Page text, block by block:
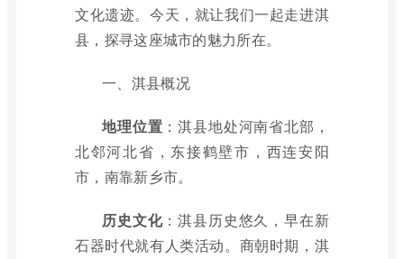
文化遗迹。今天，就让我们一起走进淇
县，探寻这座城市的魅力所在。
一、淇县概况
地理位置 ：淇县地处河南省北部，
北邻河北省，东接鹤壁市，西连安阳
市，南靠新乡市。
历史文化：淇县历史悠久，早在新
石器时代就有人类活动。商朝时期，淇